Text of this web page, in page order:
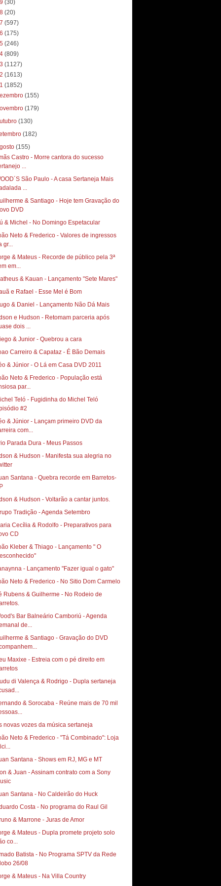
(30)
(20)
(597)
(175)
(246)
(809)
(1127)
(1613)
(1852)
(155)
(179)
(130)
(182)
(155)
Castro - Morre cantora do sucesso
...
São Paulo - A casa Sertaneja Mais
...
& Santiago - Hoje tem Gravação do
DVD
& Michel - No Domingo Espetacular
Neto & Frederico - Valores de ingressos
gr...
& Mateus - Recorde de público pela 3ª
em...
& Kauan - Lançamento "Sete Mares"
e Rafael - Esse Mel é Bom
& Daniel - Lançamento Não Dá Mais
e Hudson - Retomam parceria após
dois ...
& Junior - Quebrou a cara
Carreiro & Capataz - É Bão Demais
& Júnior - O Lá em Casa DVD 2011
Neto & Frederico - População está
par...
Teló - Fugidinha do Michel Teló
#2
& Júnior - Lançam primeiro DVD da
com...
Parada Dura - Meus Passos
& Hudson - Manifesta sua alegria no
Santana - Quebra recorde em Barretos-
& Hudson - Voltarão a cantar juntos.
Tradição - Agenda Setembro
Cecília & Rodolfo - Preparativos para
CD
Kleber & Thiago - Lançamento " O
- Lançamento "Fazer igual o gato"
Neto & Frederico - No Sitio Dom Carmelo
Rubens & Guilherme - No Rodeio de
Bar Balneário Camboriú - Agenda
de...
& Santiago - Gravação do DVD
Maxixe - Estreia com o pé direito em
di Valença & Rodrigo - Dupla sertaneja
& Sorocaba - Reúne mais de 70 mil
novas vozes da música sertaneja
Neto & Frederico - "Tá Combinado": Loja
Santana - Shows em RJ, MG e MT
& Juan - Assinam contrato com a Sony
Santana - No Caldeirão do Huck
Costa - No programa do Raul Gil
& Marrone - Juras de Amor
& Mateus - Dupla promete projeto solo
co...
Batista - No Programa SPTV da Rede
26/08
& Mateus - Na Villa Country